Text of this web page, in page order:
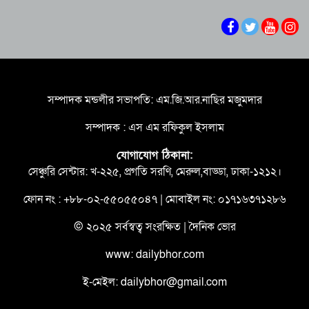
দেশের ৪ বিভাগে ভারী বর্ষণের সতর্কবার্তা
ভেঙেছি আমরা -তথ্য ও সম্প্রচার মন্ত্রী
ভারপ্রাপ্ত রাষ্ট্রপতিকে শুভেচ্ছা ও অভিনন্দন জানালেন
বরিশাল-৫ আসনের সংসদ সদস্য অ্যাডভোকেট মো.
মজিবর রহমান সরোওয়ার
বিএনপির নির্বাচনী ইশতেহার বাস্তবায়নে আমলাতান্ত্রিক
জটিলতা পরিহার করে দ্রুত কার্যকর ব্যবস্থা গ্রহনের
নির্দেশ: জনপ্রশাসন উপদেষ্টা
জুলাই গণঅভ্যুত্থান দিবসে বেনাপোল বন্দরে আমদানি-
রপ্তানি বন্ধ, স্বাভাবিক যাত্রী পারাপার
সম্পাদক মন্ডলীর সভাপতি: এম.জি.আর.নাছির মজুমদার
সম্পাদক : এস এম রফিকুল ইসলাম
যোগাযোগ ঠিকানা:
সেঞ্চুরি সেন্টার: খ-২২৫, প্রগতি সরণি, মেরুল,বাড্ডা, ঢাকা-১২১২।
ফোন নং : +৮৮-০২-৫৫০৫৫০৪৭ | মোবাইল নং: ০১৭১৬৩৭১২৮৬
© ২০২৫ সর্বস্বত্ব সংরক্ষিত | দৈনিক ভোর
www: dailybhor.com
ই-মেইল: dailybhor@gmail.com